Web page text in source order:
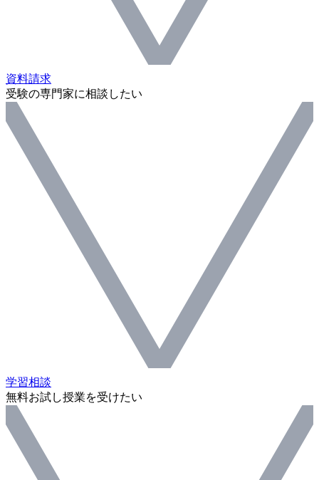
資料請求
受験の専門家に相談したい
学習相談
無料お試し授業を受けたい